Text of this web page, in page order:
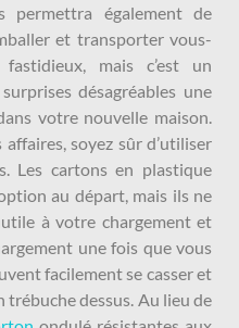
permettra également de
et transporter vous-
mais c’est un
désagréables une
votre nouvelle maison.
soyez sûr d’utiliser
Les cartons en plastique
au départ, mais ils ne
à votre chargement et
une fois que vous
facilement se casser et
trébuche dessus. Au lieu de